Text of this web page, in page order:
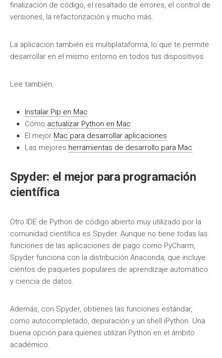
finalización de código, el resaltado de errores, el control de
versiones, la refactorización y mucho más.
La aplicación también es multiplataforma, lo que te permite
desarrollar en el mismo entorno en todos tus dispositivos.
Lee también:
Instalar Pip en Mac
Cómo actualizar Python en Mac
El mejor Mac para desarrollar aplicaciones
Las mejores herramientas de desarrollo para Mac
Spyder: el mejor para programación
científica
Otro IDE de Python de código abierto muy utilizado por la
comunidad científica es Spyder. Aunque no tiene todas las
funciones de las aplicaciones de pago como PyCharm,
Spyder funciona con la distribución Anaconda, que incluye
cientos de paquetes populares de aprendizaje automático
y ciencia de datos.
Además, con Spyder, obtienes las funciones estándar,
como autocompletado, depuración y un shell iPython. Una
buena opción para quienes utilizan Python en el ámbito
académico.